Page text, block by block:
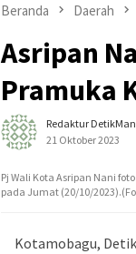
Beranda Daerah
Asripan
Pramuka
Redaktur
21 Oktober 2023
Pj Wali Kota Asripan Nani
pada Jumat (20/10/
Kotamobagu,